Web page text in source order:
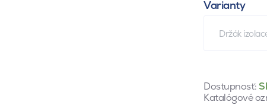
Varianty
Držák
Dostupnosť:
Katalógové